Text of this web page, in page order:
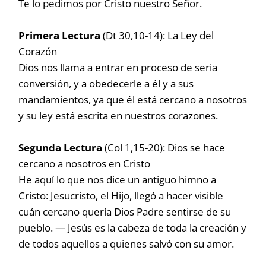
Te lo pedimos por Cristo nuestro Señor.
Primera Lectura (Dt 30,10-14): La Ley del
Corazón
Dios nos llama a entrar en proceso de seria
conversión, y a obedecerle a él y a sus
mandamientos, ya que él está cercano a nosotros
y su ley está escrita en nuestros corazones.
Segunda Lectura (Col 1,15-20): Dios se hace
cercano a nosotros en Cristo
He aquí lo que nos dice un antiguo himno a
Cristo: Jesucristo, el Hijo, llegó a hacer visible
cuán cercano quería Dios Padre sentirse de su
pueblo. — Jesús es la cabeza de toda la creación y
de todos aquellos a quienes salvó con su amor.